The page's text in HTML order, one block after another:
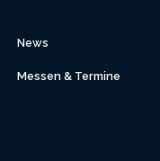
News
Messen & Termine